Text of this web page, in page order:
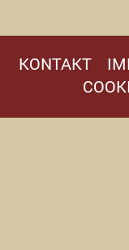
KONTAKT